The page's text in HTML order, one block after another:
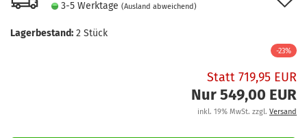
3-5 Werktage (Ausland abweichend)
Lagerbestand: 2 Stück
-23%
Statt 719,95 EUR
Nur 549,00 EUR
inkl. 19% MwSt. zzgl. Versand